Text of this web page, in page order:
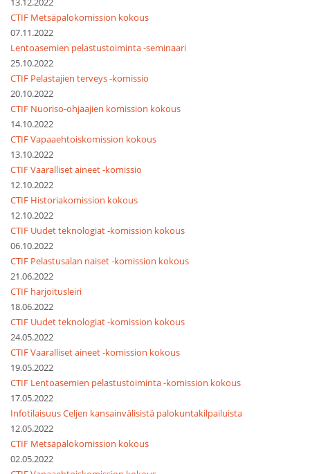
CTIF Metsäpalokomission kokous
07.11.2022
Lentoasemien pelastustoiminta -seminaari
25.10.2022
CTIF Pelastajien terveys -komissio
20.10.2022
CTIF Nuoriso-ohjaajien komission kokous
14.10.2022
CTIF Vapaaehtoiskomission kokous
13.10.2022
CTIF Vaaralliset aineet -komissio
12.10.2022
CTIF Historiakomission kokous
12.10.2022
CTIF Uudet teknologiat -komission kokous
06.10.2022
CTIF Pelastusalan naiset -komission kokous
21.06.2022
CTIF harjoitusleiri
18.06.2022
CTIF Uudet teknologiat -komission kokous
24.05.2022
CTIF Vaaralliset aineet -komission kokous
19.05.2022
CTIF Lentoasemien pelastustoiminta -komission kokous
17.05.2022
Infotilaisuus Celjen kansainvälisistä palokuntakilpailuista
12.05.2022
CTIF Metsäpalokomission kokous
02.05.2022